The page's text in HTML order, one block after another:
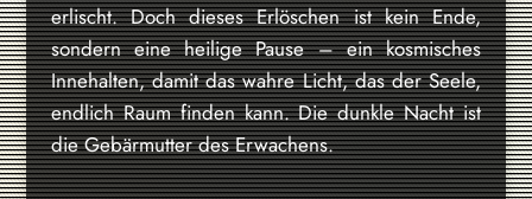
erlischt. Doch dieses Erlöschen ist kein Ende,
sondern eine heilige Pause – ein kosmisches
Innehalten, damit das wahre Licht, das der Seele,
endlich Raum finden kann. Die dunkle Nacht ist
die Gebärmutter des Erwachens.